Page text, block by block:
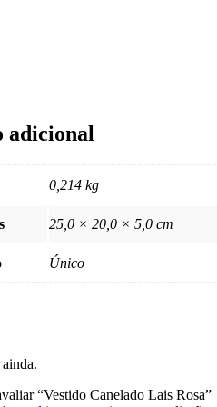
adicional
0,214 kg
25,0 × 20,0 × 5,0 cm
Único
“Vestido Canelado Lais Rosa”